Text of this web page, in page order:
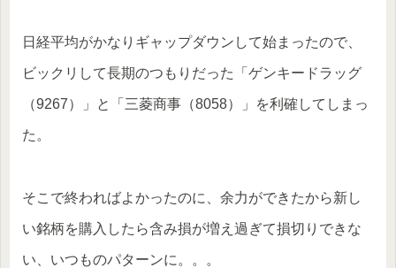
日経平均がかなりギャップダウンして始まったので、
ビックリして長期のつもりだった「ゲンキードラッグ
（9267）」と「三菱商事（8058）」を利確してしまっ
た。
そこで終わればよかったのに、余力ができたから新し
い銘柄を購入したら含み損が増え過ぎて損切りできな
い、いつものパターンに。。。